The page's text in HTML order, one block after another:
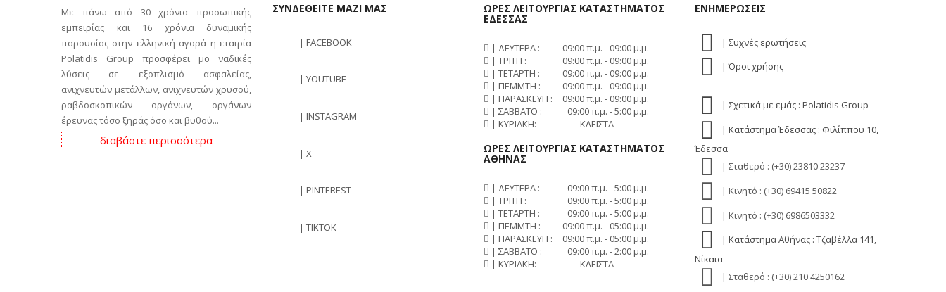
Με πάνω από 30 χρόνια προσωπικής
εμπειρίας και 16 χρόνια δυναμικής
παρουσίας στην ελληνική αγορά η εταιρία
Polatidis Group προσφέρει μο ναδικές
λύσεις σε εξοπλισμό ασφαλείας,
ανιχνευτών μετάλλων, ανιχνευτών χρυσού,
ραβδοσκοπικών οργάνων, οργάνων
έρευνας τόσο ξηράς όσο και βυθού...
διαβάστε περισσότερα
ΣΥΝΔΕΘΕΙΤΕ ΜΑΖΙ ΜΑΣ
| FACEBOOK
| YOUTUBE
| INSTAGRAM
| X
| PINTEREST
| TIKTOK
ΩΡΕΣ ΛΕΙΤΟΥΡΓΙΑΣ ΚΑΤΑΣΤΗΜΑΤΟΣ
ΕΔΕΣΣΑΣ
| ΔΕΥΤΕΡΑ :
09:00 π.μ. - 09:00 μ.μ.
| ΤΡΙΤΗ :
09:00 π.μ. - 09:00 μ.μ.
| ΤΕΤΑΡΤΗ :
09:00 π.μ. - 09:00 μ.μ.
| ΠΕΜΜΤΗ :
09:00 π.μ. - 09:00 μ.μ.
| ΠΑΡΑΣΚΕΥΗ :
09:00 π.μ. - 09:00 μ.μ.
| ΣΑΒΒΑΤΟ :
09:00 π.μ. - 5:00 μ.μ.
| ΚΥΡΙΑΚΗ:
ΚΛΕΙΣΤΑ
ΩΡΕΣ ΛΕΙΤΟΥΡΓΙΑΣ ΚΑΤΑΣΤΗΜΑΤΟΣ
ΑΘΗΝΑΣ
| ΔΕΥΤΕΡΑ :
09:00 π.μ. - 5:00 μ.μ.
| ΤΡΙΤΗ :
09:00 π.μ. - 5:00 μ.μ.
| ΤΕΤΑΡΤΗ :
09:00 π.μ. - 5:00 μ.μ.
| ΠΕΜΜΤΗ :
09:00 π.μ. - 05:00 μ.μ.
| ΠΑΡΑΣΚΕΥΗ :
09:00 π.μ. - 05:00 μ.μ.
| ΣΑΒΒΑΤΟ :
09:00 π.μ. - 2:00 μ.μ.
| ΚΥΡΙΑΚΗ:
ΚΛΕΙΣΤΑ
ΕΝΗΜΕΡΩΣΕΙΣ
| Συχνές ερωτήσεις
| Όροι χρήσης
| Σχετικά με εμάς : Polatidis Group
| Κατάστημα Έδεσσας : Φιλίππου 10,
Έδεσσα
| Σταθερό : (+30) 23810 23237
| Κινητό : (+30) 69415 50822
| Κινητό : (+30) 6986503332
| Κατάστημα Αθήνας : Τζαβέλλα 141,
Νίκαια
| Σταθερό : (+30) 210 4250162